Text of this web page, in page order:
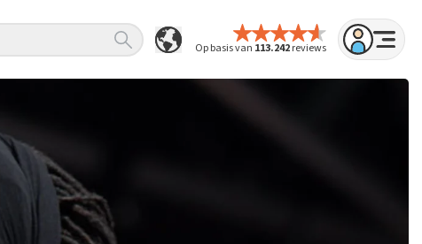
Op basis van 113.242reviews